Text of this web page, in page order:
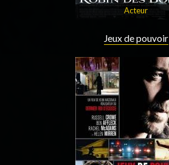
Acteur
Jeux de pouvoir